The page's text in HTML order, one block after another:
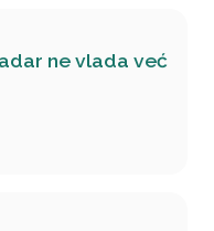
ne vlada već